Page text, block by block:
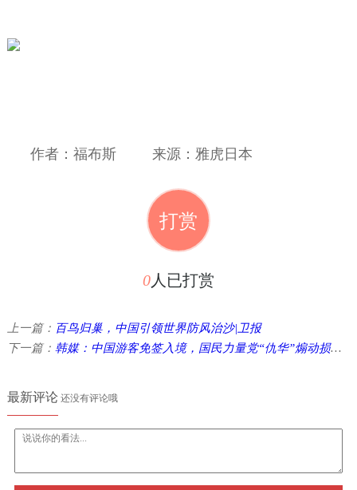
作者：福布斯 来源：雅虎日本
打赏
0人已打赏
上一篇： 百鸟归巢，中国引领世界防风治沙|卫报
下一篇： 韩媒：中国游客免签入境，国民力量党“仇华”煽动损害国家利益 ...
最新评论还没有评论哦